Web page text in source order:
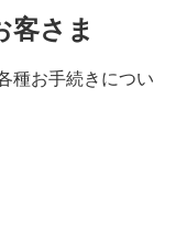
客さま
種お手続きについ